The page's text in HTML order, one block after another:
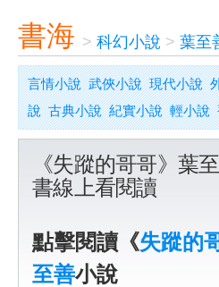
書海 > 科幻小說 > 葉至
言情小說 武俠小說 現代小說
說 古典小說 紀實小說 輕小說
《失蹤的哥哥》葉
書線上看閱讀
點擊閱讀《失蹤的
至善小說